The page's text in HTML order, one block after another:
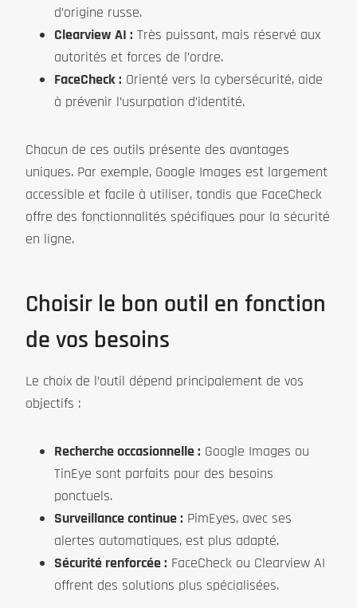
d’origine russe.
Clearview AI : Très puissant, mais réservé aux
autorités et forces de l’ordre.
FaceCheck : Orienté vers la cybersécurité, aide
à prévenir l’usurpation d’identité.
Chacun de ces outils présente des avantages
uniques. Par exemple, Google Images est largement
accessible et facile à utiliser, tandis que FaceCheck
offre des fonctionnalités spécifiques pour la sécurité
en ligne.
Choisir le bon outil en fonction
de vos besoins
Le choix de l’outil dépend principalement de vos
objectifs :
Recherche occasionnelle : Google Images ou
TinEye sont parfaits pour des besoins
ponctuels.
Surveillance continue : PimEyes, avec ses
alertes automatiques, est plus adapté.
Sécurité renforcée : FaceCheck ou Clearview AI
offrent des solutions plus spécialisées.